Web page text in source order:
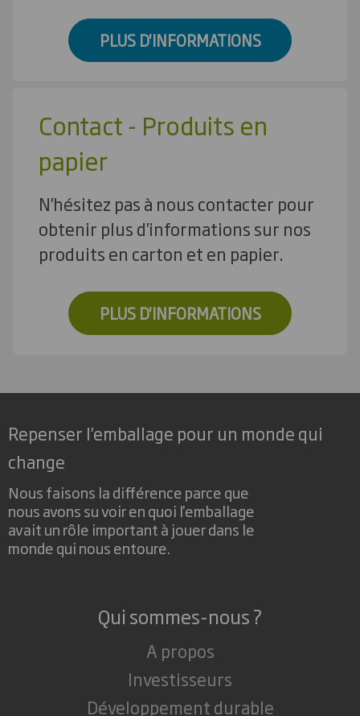
PLUS D'INFORMATIONS
Contact - Produits en
papier
N'hésitez pas à nous contacter pour
obtenir plus d'informations sur nos
produits en carton et en papier.
PLUS D'INFORMATIONS
Repenser l’emballage pour un monde qui
change
Nous faisons la différence parce que
nous avons su voir en quoi l'emballage
avait un rôle important à jouer dans le
monde qui nous entoure.
Qui sommes-nous ?
A propos
Investisseurs
Développement durable